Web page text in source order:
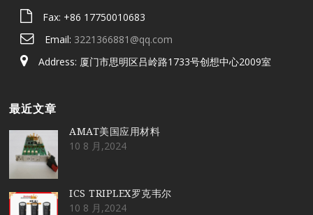
Fax: +86 17750010683
Email: 3221366881@qq.com
Address: 厦门市思明区吕岭路1733号创想中心2009室
最近文章
AMAT美国应用材料
10 8 月,2024
ICS TRIPLEX罗克韦尔
10 8 月,2024